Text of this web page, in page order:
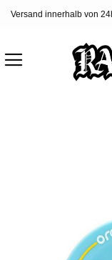
Zum
Versand innerhalb von